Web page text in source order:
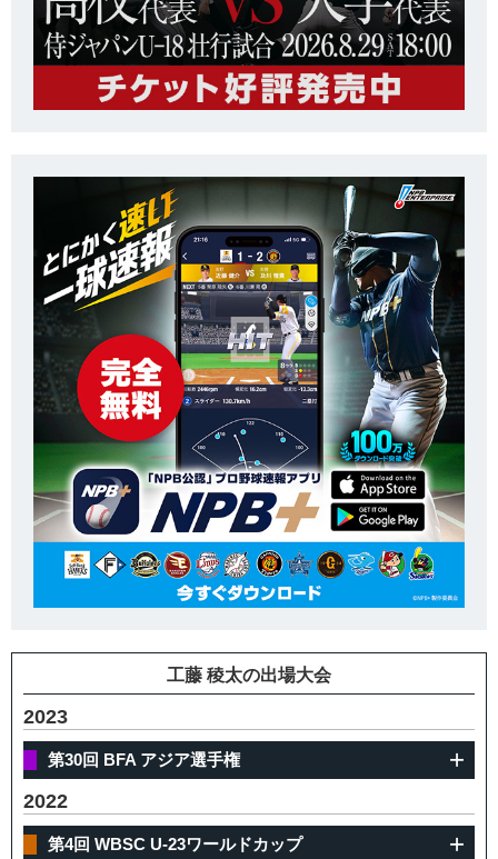
工藤 稜太の出場大会
2023
第30回 BFA アジア選手権
2022
第4回 WBSC U-23ワールドカップ